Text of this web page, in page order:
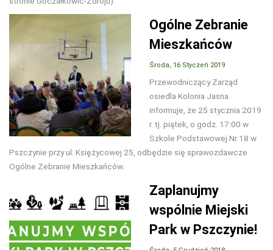
Ogólne Zebranie
Mieszkańców
Środa, 16 Styczeń 2019
Przewodniczący Zarząd
osiedla Kolonia Jasna
informuje, że 25 stycznia 2019
r. tj. piątek, o godz. 17:00 w
Szkole Podstawowej Nr 18 w
Pszczynie przy ul. Księżycowej 25, odbędzie się sprawozdawcze
Ogólne Zebranie Mieszkańców.
Zaplanujmy
wspólnie Miejski
Park w Pszczynie!